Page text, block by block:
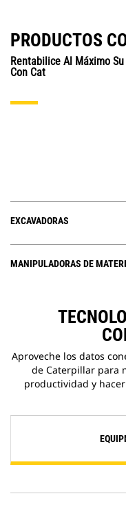
PRODUCTOS
Rentabilice Al Máximo
Con Cat
EXCAVADORAS
MANIPULADORAS DE
Aproveche los datos
de Caterpillar para
productividad y